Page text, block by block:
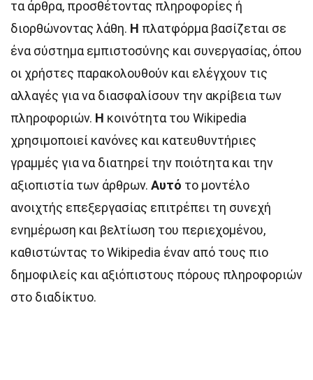
τα άρθρα, προσθέτοντας πληροφορίες ή
διορθώνοντας λάθη. Η πλατφόρμα βασίζεται σε
ένα σύστημα εμπιστοσύνης και συνεργασίας, όπου
οι χρήστες παρακολουθούν και ελέγχουν τις
αλλαγές για να διασφαλίσουν την ακρίβεια των
πληροφοριών. Η κοινότητα του Wikipedia
χρησιμοποιεί κανόνες και κατευθυντήριες
γραμμές για να διατηρεί την ποιότητα και την
αξιοπιστία των άρθρων. Αυτό το μοντέλο
ανοιχτής επεξεργασίας επιτρέπει τη συνεχή
ενημέρωση και βελτίωση του περιεχομένου,
καθιστώντας το Wikipedia έναν από τους πιο
δημοφιλείς και αξιόπιστους πόρους πληροφοριών
στο διαδίκτυο.